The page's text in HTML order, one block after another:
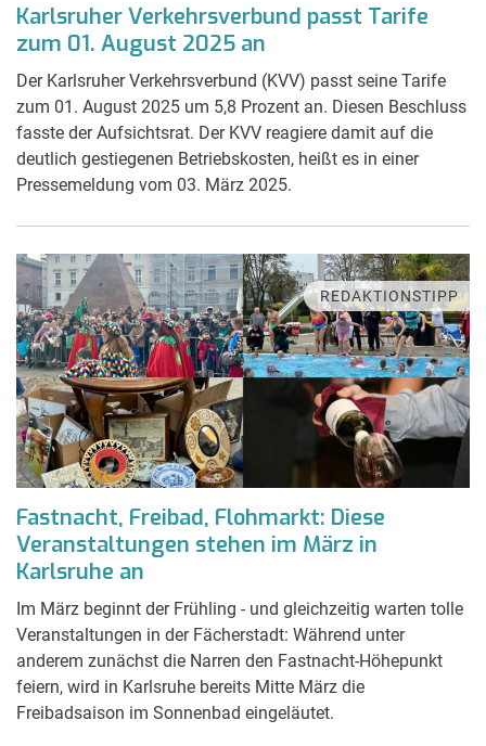
Karlsruher Verkehrsverbund passt Tarife
zum 01. August 2025 an
Der Karlsruher Verkehrsverbund (KVV) passt seine Tarife
zum 01. August 2025 um 5,8 Prozent an. Diesen Beschluss
fasste der Aufsichtsrat. Der KVV reagiere damit auf die
deutlich gestiegenen Betriebskosten, heißt es in einer
Pressemeldung vom 03. März 2025.
REDAKTIONSTIPP
Fastnacht, Freibad, Flohmarkt: Diese
Veranstaltungen stehen im März in
Karlsruhe an
Im März beginnt der Frühling - und gleichzeitig warten tolle
Veranstaltungen in der Fächerstadt: Während unter
anderem zunächst die Narren den Fastnacht-Höhepunkt
feiern, wird in Karlsruhe bereits Mitte März die
Freibadsaison im Sonnenbad eingeläutet.